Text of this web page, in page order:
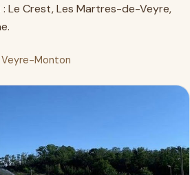
Le Crest,Les Martres-de-Veyre,
.
Veyre-Monton